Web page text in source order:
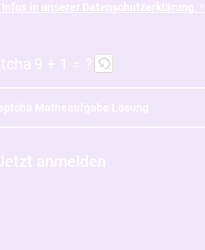
Infos in unserer Datenschutzerklärung. *
9 + 1 = ?
anmelden